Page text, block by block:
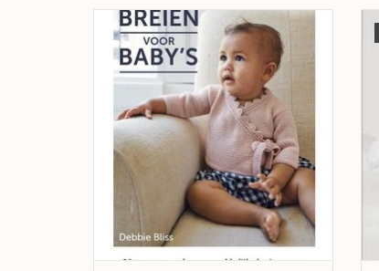
Breien voor Baby's - Debbie Bliss
TOEVOEGEN AAN WINKELWAGEN